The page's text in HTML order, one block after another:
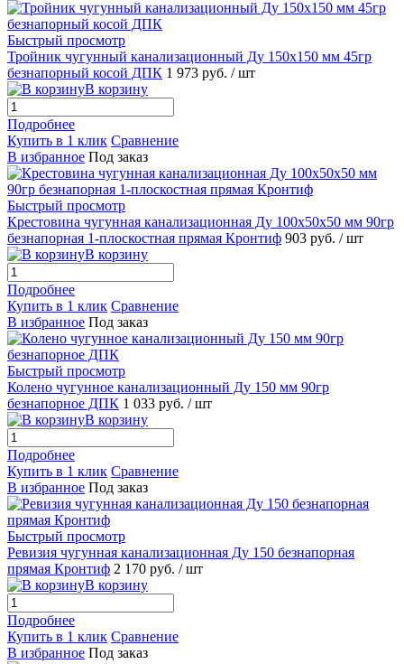
Быстрый просмотр
Тройник чугунный канализационный Ду 150х150 мм 45гр
безнапорный косой ДПК 1 973 руб. / шт
В корзину
Подробнее
Купить в 1 клик Сравнение
В избранное Под заказ
Быстрый просмотр
Крестовина чугунная канализационная Ду 100х50х50 мм 90гр
безнапорная 1-плоскостная прямая Кронтиф 903 руб. / шт
В корзину
Подробнее
Купить в 1 клик Сравнение
В избранное Под заказ
Быстрый просмотр
Колено чугунное канализационный Ду 150 мм 90гр
безнапорное ДПК 1 033 руб. / шт
В корзину
Подробнее
Купить в 1 клик Сравнение
В избранное Под заказ
Быстрый просмотр
Ревизия чугунная канализационная Ду 150 безнапорная
прямая Кронтиф 2 170 руб. / шт
В корзину
Подробнее
Купить в 1 клик Сравнение
В избранное Под заказ